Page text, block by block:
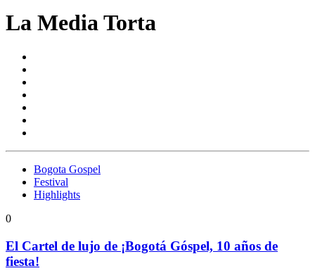
La Media Torta
Bogota Gospel
Festival
Highlights
0
El Cartel de lujo de ¡Bogotá Góspel, 10 años de
fiesta!